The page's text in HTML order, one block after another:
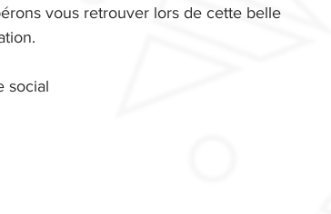
vous retrouver lors de cette belle
social